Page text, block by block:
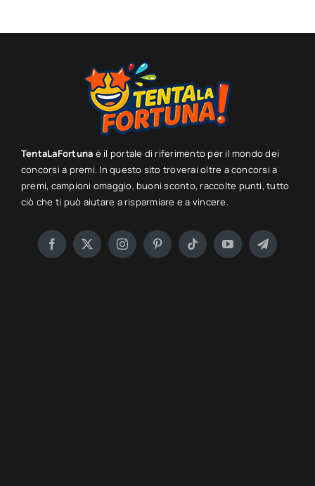
TentaLaFortuna è il portale di riferimento per il mondo dei
concorsi a premi. In questo sito troverai oltre a concorsi a
premi, campioni omaggio, buoni sconto, raccolte punti, tutto
ciò che ti può aiutare a risparmiare e a vincere.